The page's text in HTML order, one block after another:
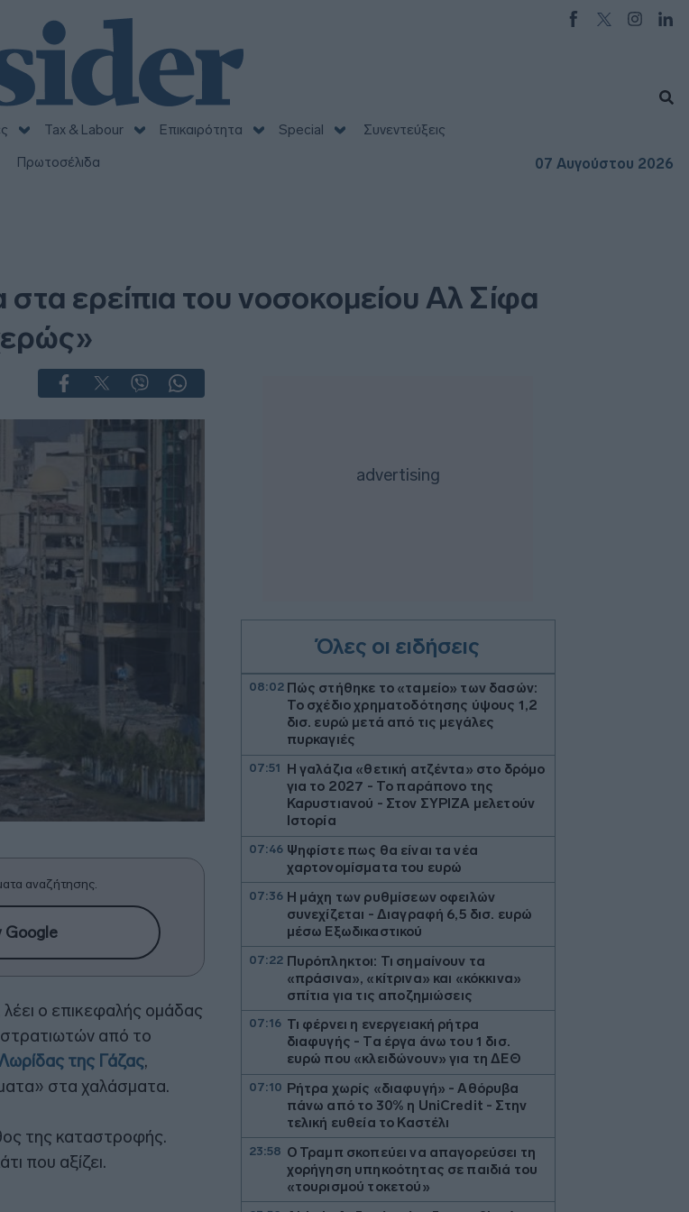
Tax & Labour Επικαιρότητα Special
Συνεντεύξεις
Πρωτοσέλιδα
07 Αυγούστου 2026
ερείπια του νοσοκομείου Αλ Σίφα
αναζήτησης.
Google
λέει ο επικεφαλής ομάδας
από το
της Γάζας,
στα χαλάσματα.
της καταστροφής.
που αξίζει.
Όλες οι ειδήσεις
08:02 Πώς στήθηκε το «ταμείο» των δασών:
Το σχέδιο χρηματοδότησης ύψους 1,2
δισ. ευρώ μετά από τις μεγάλες
πυρκαγιές
07:51 Η γαλάζια «θετική ατζέντα» στο δρόμο
για το 2027 - Το παράπονο της
Καρυστιανού - Στον ΣΥΡΙΖΑ μελετούν
Ιστορία
07:46 Ψηφίστε πως θα είναι τα νέα
χαρτονομίσματα του ευρώ
07:36 Η μάχη των ρυθμίσεων οφειλών
συνεχίζεται - Διαγραφή 6,5 δισ. ευρώ
μέσω Εξωδικαστικού
07:22 Πυρόπληκτοι: Τι σημαίνουν τα
«πράσινα», «κίτρινα» και «κόκκινα»
σπίτια για τις αποζημιώσεις
07:16 Τι φέρνει η ενεργειακή ρήτρα
διαφυγής - Τα έργα άνω του 1 δισ.
ευρώ που «κλειδώνουν» για τη ΔΕΘ
07:10 Ρήτρα χωρίς «διαφυγή» - Αθόρυβα
πάνω από το 30% η UniCredit - Στην
τελική ευθεία το Καστέλι
23:58 Ο Τραμπ σκοπεύει να απαγορεύσει τη
χορήγηση υπηκοότητας σε παιδιά του
«τουρισμού τοκετού»